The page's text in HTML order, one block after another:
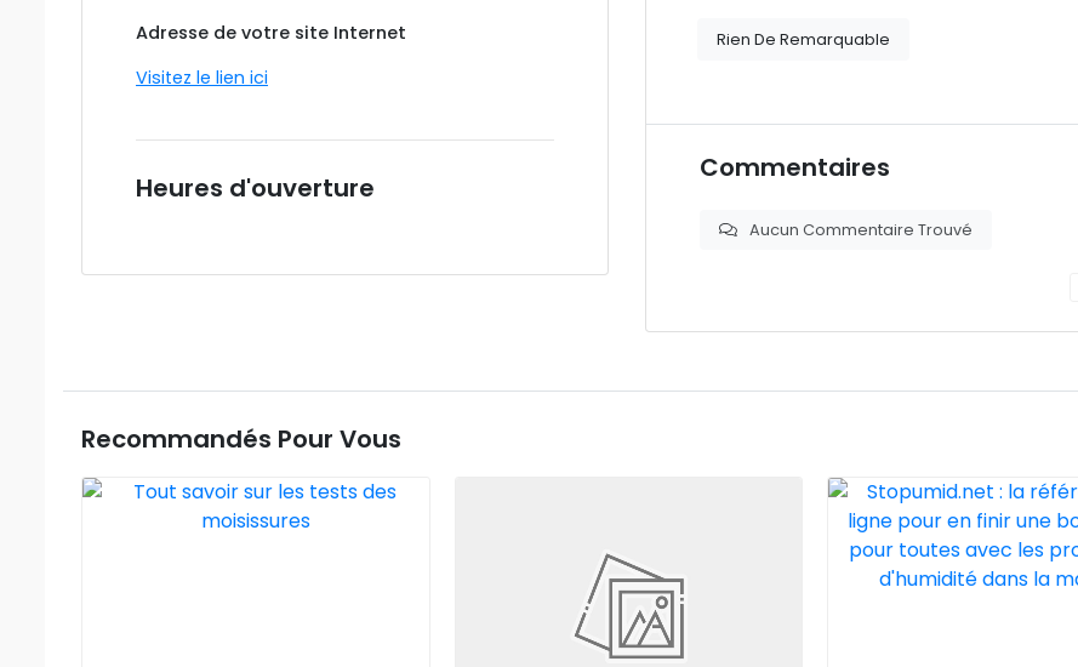
Adresse de votre site Internet
Visitez le lien ici
Heures d'ouverture
Rien De Remarquable
Commentaires
Aucun Commentaire Trouvé
Recommandés Pour Vous